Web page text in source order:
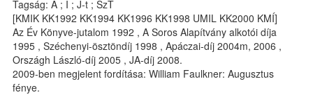
Tagság: A ; I ; J-t ; SzT
[KMIK KK1992 KK1994 KK1996 KK1998 UMIL KK2000 KMÍ]
Az Év Könyve-jutalom 1992 , A Soros Alapítvány alkotói díja
1995 , Széchenyi-ösztöndíj 1998 , Apáczai-díj 2004m, 2006 ,
Országh László-díj 2005 , JA-díj 2008.
2009-ben megjelent fordítása: William Faulkner: Augusztus
fénye.